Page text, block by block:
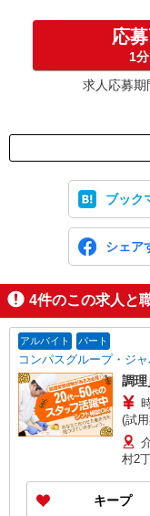
応
1
求人応募
ブック
シェア
4件のこの求人と
アルバイト パート
コンパスグループ・ジ
調理
時
(試用期間2ヶ
分
村2
キープ